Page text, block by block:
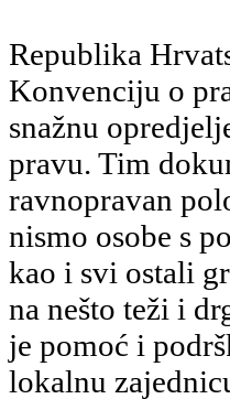
Republika
Konvenciju o
snažnu
pravu. Tim
ravnopravan
nismo osobe s
kao i svi ostali
na nešto teži i
je pomoć i
lokalnu